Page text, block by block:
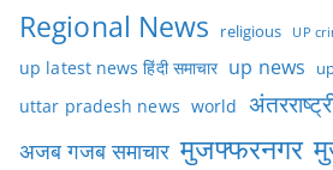
Regional News religious UP
up latest news हिंदी समाचार up news
uttar pradesh news world
अजब गजब समाचार मुजफ्फरनगर